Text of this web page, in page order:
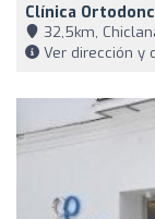
Clínica
32,5km,
Ver dirección y